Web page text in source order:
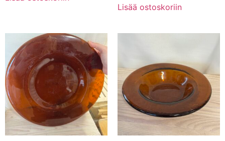
Lisää ostoskoriin